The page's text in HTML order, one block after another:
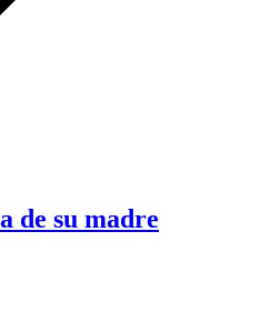
de su madre